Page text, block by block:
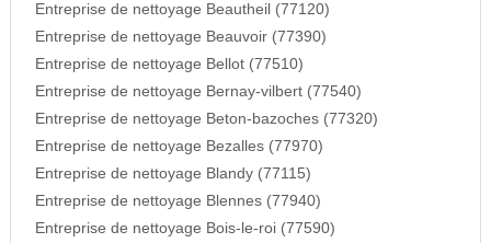
Entreprise de nettoyage Beautheil (77120)
Entreprise de nettoyage Beauvoir (77390)
Entreprise de nettoyage Bellot (77510)
Entreprise de nettoyage Bernay-vilbert (77540)
Entreprise de nettoyage Beton-bazoches (77320)
Entreprise de nettoyage Bezalles (77970)
Entreprise de nettoyage Blandy (77115)
Entreprise de nettoyage Blennes (77940)
Entreprise de nettoyage Bois-le-roi (77590)